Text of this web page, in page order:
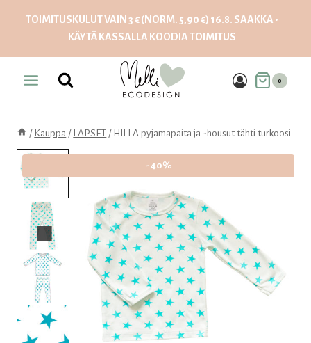
TOIMITUSKULUT VAIN 3 € (NORM. 5,90 €) 16.8. SAAKKA •
KÄYTÄ KASSALLA KOODIATOIMITUS
0
/ Kauppa / LAPSET / HILLA pyjamapaita ja -housut tähti turkoosi
-40%